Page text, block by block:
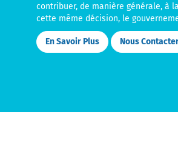
contribuer, de manière générale, à
cette même décision, le
En Savoir Plus Nous